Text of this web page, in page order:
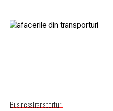
BusinessTransporturi